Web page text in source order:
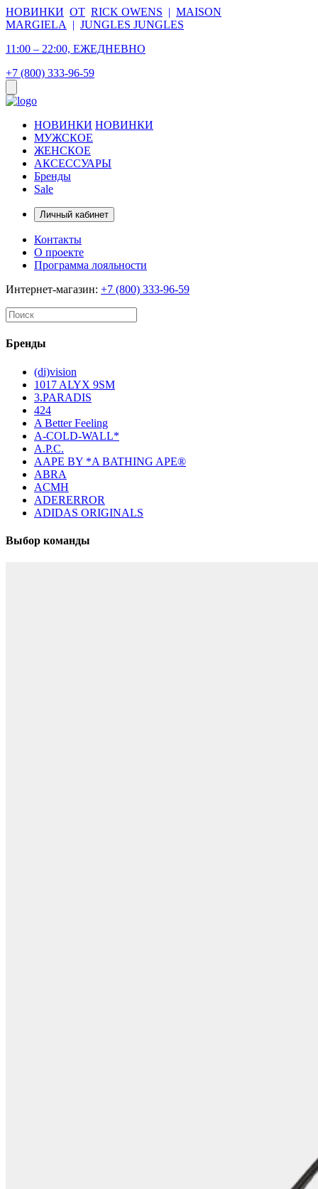
НОВИНКИ ОТ RICK OWENS | MAISON
MARGIELA
| JUNGLES JUNGLES
11:00 – 22:00, ЕЖЕДНЕВНО
+7 (800) 333-96-59
НОВИНКИ НОВИНКИ
МУЖСКОЕ
ЖЕНСКОЕ
АКСЕССУАРЫ
Бренды
Sale
Личный кабинет
Контакты
О проекте
Программа лояльности
Интернет-магазин: +7 (800) 333-96-59
Бренды
(di)vision
1017 ALYX 9SM
3.PARADIS
424
A Better Feeling
A-COLD-WALL*
A.P.C.
AAPE BY *A BATHING APE®
ABRA
ACMH
ADERERROR
ADIDAS ORIGINALS
Выбор команды